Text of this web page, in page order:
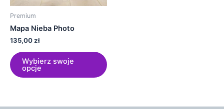
Premium
Mapa Nieba Photo
135,00zł
Wybierz swoje
opcje
na